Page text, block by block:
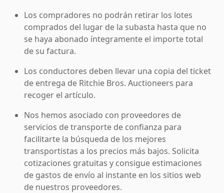
Los compradores no podrán retirar los lotes
comprados del lugar de la subasta hasta que no
se haya abonado íntegramente el importe total
de su factura.
Los conductores deben llevar una copia del ticket
de entrega de Ritchie Bros. Auctioneers para
recoger el artículo.
Nos hemos asociado con proveedores de
servicios de transporte de confianza para
facilitarte la búsqueda de los mejores
transportistas a los precios más bajos. Solicita
cotizaciones gratuitas y consigue estimaciones
de gastos de envío al instante en los sitios web
de nuestros proveedores.